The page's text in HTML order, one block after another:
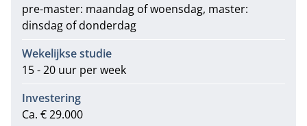
pre-master: maandag of woensdag, master:
dinsdag of donderdag
Wekelijkse studie
15 - 20 uur per week
Investering
Ca. € 29.000